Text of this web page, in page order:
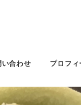
い合わせ プロフ